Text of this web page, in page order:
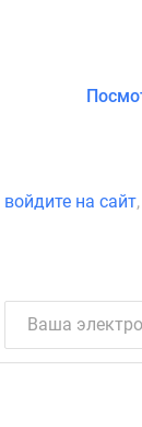
войдите на сайт